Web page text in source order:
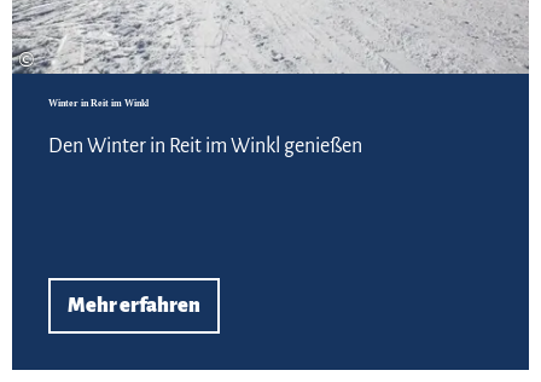
©
Winter in Reit im Winkl
Den Winter in Reit im Winkl genießen
Mehr erfahren